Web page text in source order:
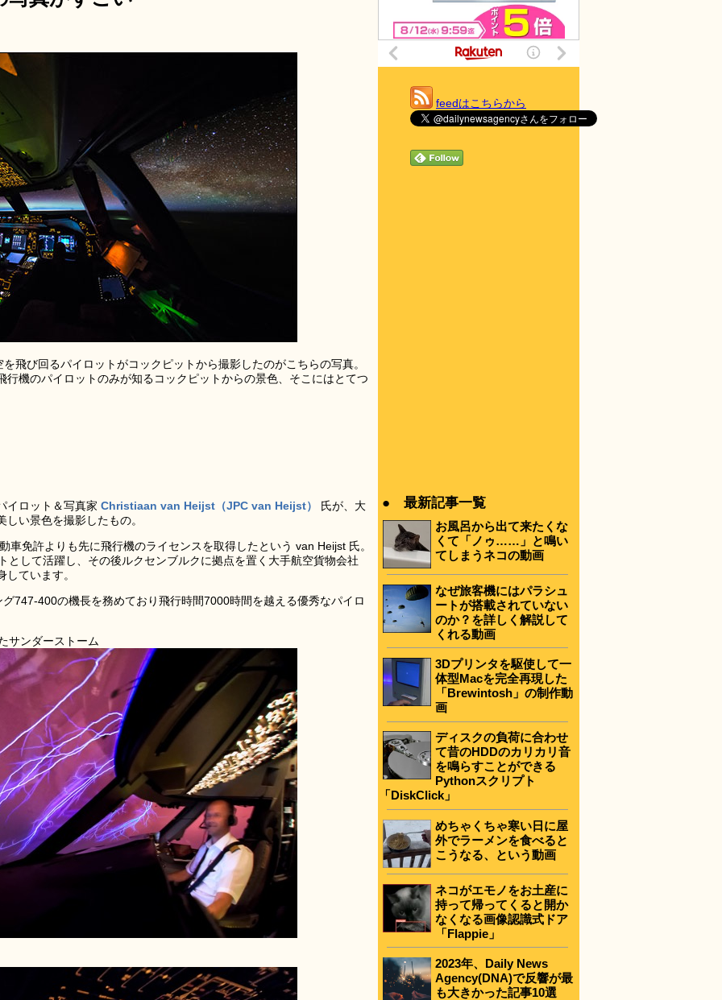
飛び回るパイロットがコックピットから撮影したのがこちらの写真。
機のパイロットのみが知るコックピットからの景色、そこにはとてつ
イロット＆写真家 Christiaan van Heijst（JPC van Heijst）
氏が、大
い景色を撮影したもの。
車免許よりも先に飛行機のライセンスを取得したという van Heijst 氏。
として活躍し、その後ルクセンブルクに拠点を置く大手航空貨物会社
ています。
747-400の機長を務めており飛行時間7000時間を越える優秀なパイロ
サンダーストーム
feedはこちらから
● 最新記事一覧
お風呂から出て来たくな
くて「ノゥ……」と鳴い
てしまうネコの動画
なぜ旅客機にはパラシュ
ートが搭載されていない
のか？を詳しく解説して
くれる動画
3Dプリンタを駆使して一
体型Macを完全再現した
「Brewintosh」の制作動
画
ディスクの負荷に合わせ
て昔のHDDのカリカリ音
を鳴らすことができる
Pythonスクリプト
「DiskClick」
めちゃくちゃ寒い日に屋
外でラーメンを食べると
こうなる、という動画
ネコがエモノをお土産に
持って帰ってくると開か
なくなる画像認識式ドア
「Flappie」
2023年、Daily News
Agency(DNA)で反響が最
も大きかった記事10選